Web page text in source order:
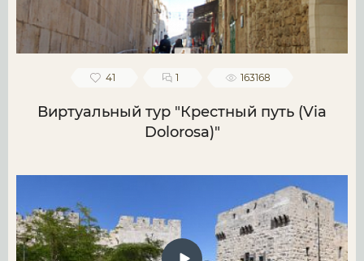
41 1 163168
Виртуальный тур "Крестный путь (Via
Dolorosa)"